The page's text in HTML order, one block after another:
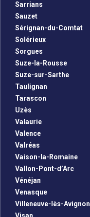
Sarrians
Sauzet
Sérignan-du-Comtat
Solérieux
Sorgues
Suze-la-Rousse
Suze-sur-Sarthe
Taulignan
Tarascon
Uzès
Valaurie
Valence
Valréas
Vaison-la-Romaine
Vallon-Pont-d’Arc
Vénéjan
Venasque
Villeneuve-lès-Avignon